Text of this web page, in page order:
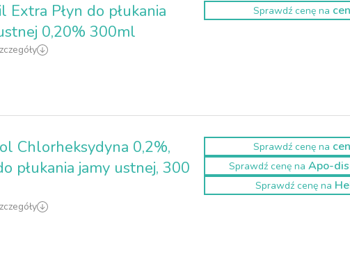
Extra Płyn do płukania
0,20% 300ml
Sprawdź cenę na
Chlorheksydyna 0,2%,
płukania jamy ustnej, 300
Sprawdź cenę na
Sprawdź cenę na Apo-
Sprawdź cenę na